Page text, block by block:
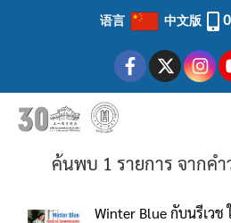
语言 中文版
ค้นพบ 1 รายการ จากคำ
Winter Blue กับนรีเว